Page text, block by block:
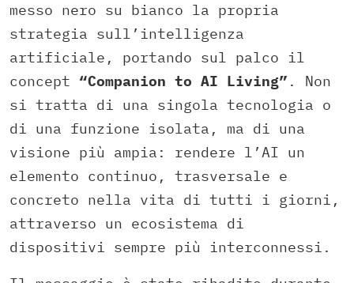
messo nero su bianco la propria
strategia sull’intelligenza
artificiale, portando sul palco il
concept “Companion to AI Living” . Non
si tratta di una singola tecnologia o
di una funzione isolata, ma di una
visione più ampia: rendere l’AI un
elemento continuo, trasversale e
concreto nella vita di tutti i giorni,
attraverso un ecosistema di
dispositivi sempre più interconnessi.